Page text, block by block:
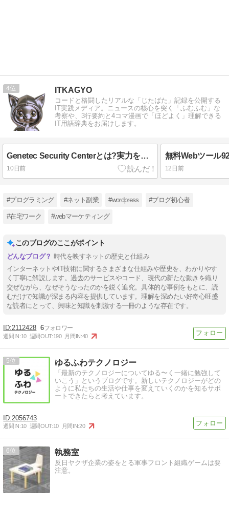
4 ITKAGYO
コードと格闘したリアルな「じたばた」記録を公開する
IT実践メディア。ニュースの核心を突く「ふむふむ」な
考察や、3行要約と4コマ漫画で「ほどよく」理解できる
IT用語辞典をお届けします。
Genetec Security Centerとは?実力を解説
10日前 12日前
#プログラミング #ネット副業 #wordpress #ブログ初心者
#在宅ワーク #webマーケティング
このブログのここがポイント
時代を映すネットの歴史と仕組み
インターネットやIT技術に関するさまざまな仕組みや歴史を、わかりやす
く丁寧に解説します。過去のサービスやコード、現代の新たな動きを織り
交ぜながら、なぜそうなったのかを鋭く追究。具体的な事例をもとに、読
むだけで知識が深まる内容を提供しています。理解を深めたい好奇心旺盛
な読者にとって、興味と知識を刺激する一冊のような存在です。
2112428 6
週間IN:10 週間OUT:190 月間IN:40
5 ゆるふわテクノロジー
「最新のテクノロジーについてゆる〜く一緒に勉強して
いこう」というブログです。新しいテクノロジーがどの
ように私たちの生活や仕事を変えていくのかを知るサポ
ートできたらと考えています。
2056743
週間IN:10 週間OUT:10 月間IN:20
6 執務室
反日ヤクザ企業の姿をとる軍事フロント組織ゲームは要
注意。